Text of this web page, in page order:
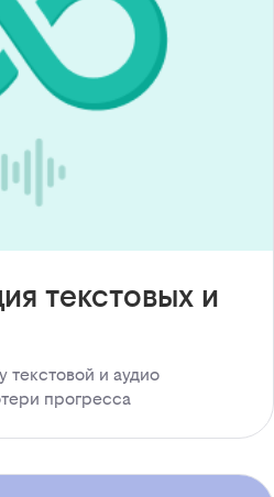
текстовых и
текстовой и аудио
прогресса